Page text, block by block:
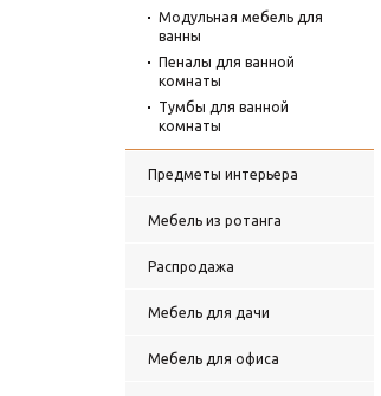
Модульная мебель для
ванны
Пеналы для ванной
комнаты
Тумбы для ванной
комнаты
Предметы интерьера
Мебель из ротанга
Распродажа
Мебель для дачи
Мебель для офиса